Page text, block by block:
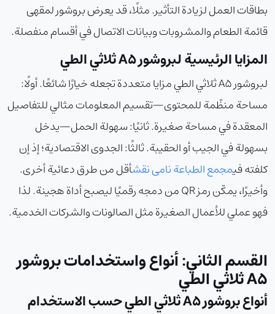
بطاقات العمل لزيادة التأثير. مثلًا، قد يعرض بروشور لمقهى
قائمة الطعام والمشروبات وبيانات الاتصال في أقسام منفصلة.
المزايا الرئيسية لبروشور A5 ثلاثي الطي
لبروشور A5 ثلاثي الطي مزايا متعددة تجعله خيارًا شائعًا. أولًا:
مساحة منظّمة للمحتوى—تقسيم المعلومات مثالي للتفاصيل
المعقدة في مساحة صغيرة. ثانيًا: سهولة الحمل—يدخل
بسهولة في الجيب أو الحقيبة. ثالثًا: الجدوى الاقتصادية؛ إذ إن
كلفته فيمجمع الطباعة نامی نقشأقل من طرق دعائية أخرى.
وأخيرًا، يمكّن رمز QR من دمجه رقميًا ليصبح أداة هجينة. لذا
فهو عملي للأعمال الصغيرة مثل الصالونات والشركات الخدمية.
القسم الثاني: أنواع واستخدامات بروشور
A5 ثلاثي الطي
أنواع بروشور A5 ثلاثي الطي حسب الاستخدام